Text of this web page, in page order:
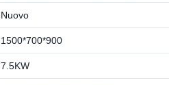
Nuovo
1500*700*900
7.5KW